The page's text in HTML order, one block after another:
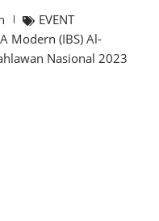
EVENT
Modern (IBS) Al-
Nasional 2023